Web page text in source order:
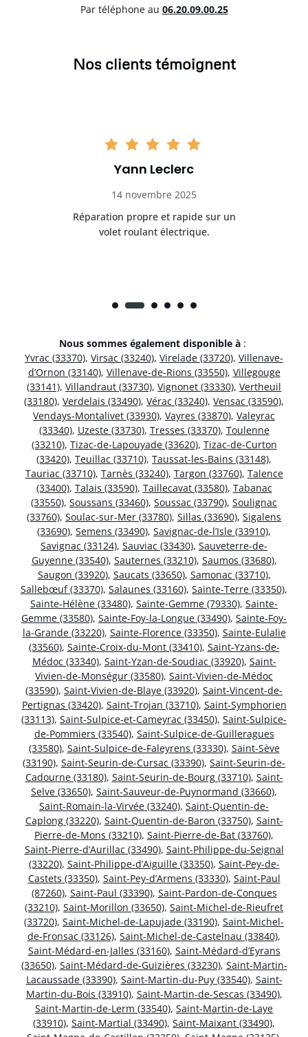
Par téléphone au 06.20.09.00.25
Nos clients témoignent
Yann Leclerc
14 novembre 2025
Réparation propre et rapide sur un
volet roulant électrique.
Nous sommes également disponible à :
Yvrac (33370), Virsac (33240), Virelade (33720), Villenave-
d’Ornon (33140), Villenave-de-Rions (33550), Villegouge
(33141), Villandraut (33730), Vignonet (33330), Vertheuil
(33180), Verdelais (33490), Vérac (33240), Vensac (33590),
Vendays-Montalivet (33930), Vayres (33870), Valeyrac
(33340), Uzeste (33730), Tresses (33370), Toulenne
(33210), Tizac-de-Lapouyade (33620), Tizac-de-Curton
(33420), Teuillac (33710), Taussat-les-Bains (33148),
Tauriac (33710), Tarnès (33240), Targon (33760), Talence
(33400), Talais (33590), Taillecavat (33580), Tabanac
(33550), Soussans (33460), Soussac (33790), Soulignac
(33760), Soulac-sur-Mer (33780), Sillas (33690), Sigalens
(33690), Semens (33490), Savignac-de-l’Isle (33910),
Savignac (33124), Sauviac (33430), Sauveterre-de-
Guyenne (33540), Sauternes (33210), Saumos (33680),
Saugon (33920), Saucats (33650), Samonac (33710),
Sallebœuf (33370), Salaunes (33160), Sainte-Terre (33350),
Sainte-Hélène (33480), Sainte-Gemme (79330), Sainte-
Gemme (33580), Sainte-Foy-la-Longue (33490), Sainte-Foy-
la-Grande (33220), Sainte-Florence (33350), Sainte-Eulalie
(33560), Sainte-Croix-du-Mont (33410), Saint-Yzans-de-
Médoc (33340), Saint-Yzan-de-Soudiac (33920), Saint-
Vivien-de-Monségur (33580), Saint-Vivien-de-Médoc
(33590), Saint-Vivien-de-Blaye (33920), Saint-Vincent-de-
Pertignas (33420), Saint-Trojan (33710), Saint-Symphorien
(33113), Saint-Sulpice-et-Cameyrac (33450), Saint-Sulpice-
de-Pommiers (33540), Saint-Sulpice-de-Guilleragues
(33580), Saint-Sulpice-de-Faleyrens (33330), Saint-Sève
(33190), Saint-Seurin-de-Cursac (33390), Saint-Seurin-de-
Cadourne (33180), Saint-Seurin-de-Bourg (33710), Saint-
Selve (33650), Saint-Sauveur-de-Puynormand (33660),
Saint-Romain-la-Virvée (33240), Saint-Quentin-de-
Caplong (33220), Saint-Quentin-de-Baron (33750), Saint-
Pierre-de-Mons (33210), Saint-Pierre-de-Bat (33760),
Saint-Pierre-d’Aurillac (33490), Saint-Philippe-du-Seignal
(33220), Saint-Philippe-d’Aiguille (33350), Saint-Pey-de-
Castets (33350), Saint-Pey-d’Armens (33330), Saint-Paul
(87260), Saint-Paul (33390), Saint-Pardon-de-Conques
(33210), Saint-Morillon (33650), Saint-Michel-de-Rieufret
(33720), Saint-Michel-de-Lapujade (33190), Saint-Michel-
de-Fronsac (33126), Saint-Michel-de-Castelnau (33840),
Saint-Médard-en-Jalles (33160), Saint-Médard-d’Eyrans
(33650), Saint-Médard-de-Guizières (33230), Saint-Martin-
Lacaussade (33390), Saint-Martin-du-Puy (33540), Saint-
Martin-du-Bois (33910), Saint-Martin-de-Sescas (33490),
Saint-Martin-de-Lerm (33540), Saint-Martin-de-Laye
(33910), Saint-Martial (33490), Saint-Maixant (33490),